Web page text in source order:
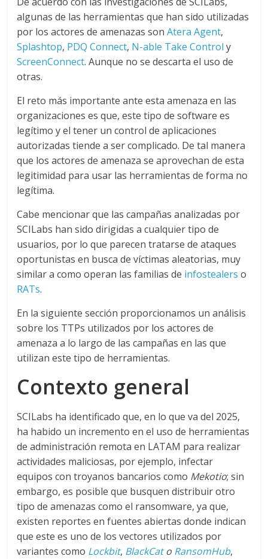
algunas de las herramientas que han sido utilizadas
por los actores de amenazas sonAtera Agent,
Splashtop, PDQ Connect, N-able Take Control y
ScreenConnect. Aunque no se descarta el uso de
otras.
El reto más importante ante esta amenaza en las
organizaciones es que, este tipo de software es
legítimo y el tener un control de aplicaciones
autorizadas tiende a ser complicado. De tal manera
que los actores de amenaza se aprovechan de esta
legitimidad para usar las herramientas de forma no
legítima.
Cabe mencionar que las campañas analizadas por
SCILabs han sido dirigidas a cualquier tipo de
usuarios, por lo que parecen tratarse de ataques
oportunistas en busca de víctimas aleatorias, muy
similar a como operan las familias de infostealers o
RATs.
En la siguiente sección proporcionamos un análisis
sobre los TTPs utilizados por los actores de
amenaza a lo largo de las campañas en las que
utilizan este tipo de herramientas.
Contexto general
SCILabs ha identificado que, en lo que va del 2025,
ha habido un incremento en el uso de herramientas
de administración remota en LATAM para realizar
actividades maliciosas, por ejemplo, infectar
equipos con troyanos bancarios como Mekotio; sin
embargo, es posible que busquen distribuir otro
tipo de amenazas como el ransomware, ya que,
existen reportes en fuentes abiertas donde indican
que este es uno de los vectores utilizados por
variantes como Lockbit, BlackCato RansomHub,